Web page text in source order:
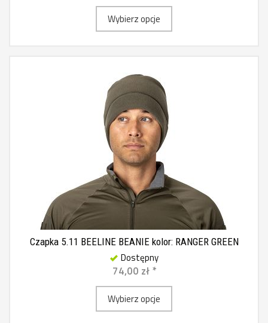
Wybierz opcje
Czapka 5.11 BEELINE BEANIE kolor: RANGER GREEN
Dostępny
74,00 zł *
Wybierz opcje